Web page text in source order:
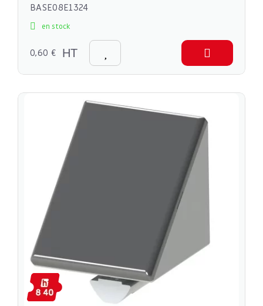
BASE08E1324
en stock
0,60 € HT